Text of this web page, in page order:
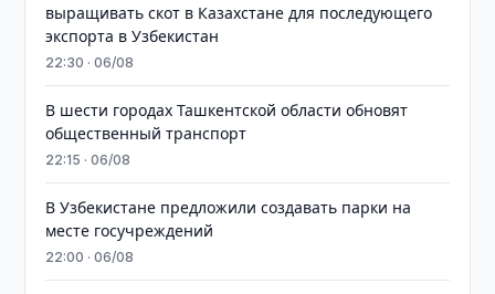
выращивать скот в Казахстане для последующего
экспорта в Узбекистан
22:30 · 06/08
В шести городах Ташкентской области обновят
общественный транспорт
22:15 · 06/08
В Узбекистане предложили создавать парки на
месте госучреждений
22:00 · 06/08